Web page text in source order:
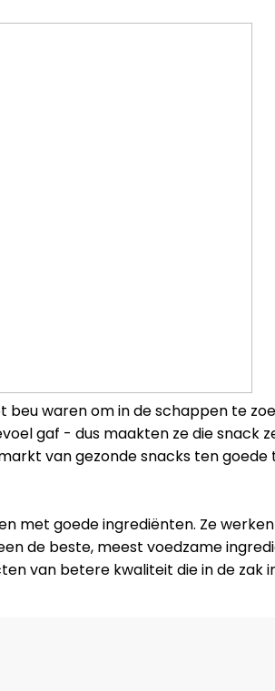
waren om in de schappen te
gaf - dus maakten ze die snack
van gezonde snacks ten
met goede ingrediënten. Ze
de beste, meest voedzame
van betere kwaliteit die in de zak